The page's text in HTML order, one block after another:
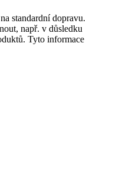
standardní dopravu.
např. v důsledku
Tyto informace